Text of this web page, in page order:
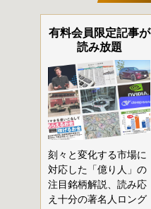
有料会員限定記事が
読み放題
刻々と変化する市場に
対応した「億り人」の
注目銘柄解説、読み応
え十分の著名人ロング